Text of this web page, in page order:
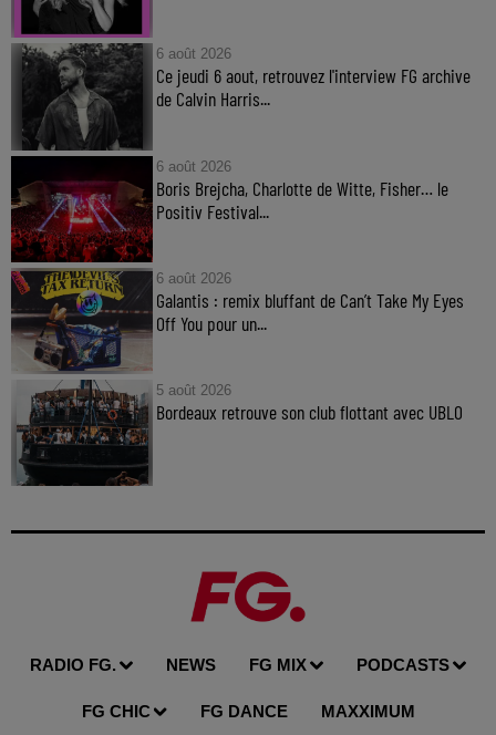
6 août 2026
Ce jeudi 6 aout, retrouvez l'interview FG archive
de Calvin Harris...
6 août 2026
Boris Brejcha, Charlotte de Witte, Fisher… le
Positiv Festival...
6 août 2026
Galantis : remix bluffant de Can’t Take My Eyes
Off You pour un...
5 août 2026
Bordeaux retrouve son club flottant avec UBLO
RADIO FG. NEWS FG MIX PODCASTS
FG CHIC FG DANCE MAXXIMUM